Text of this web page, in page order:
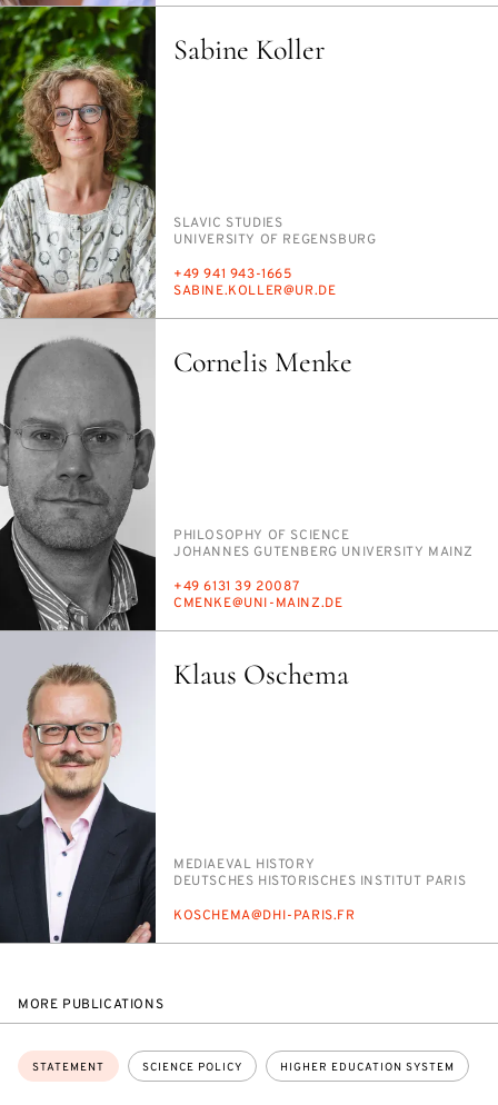
Sabine Koller
PERSON_RESEARCH_SUBJECT
SLAV­IC STUD­IES
INSTITUTION
UNI­VER­SI­TY OF RE­GENS­BURG
PHONE
+49 941 943-1665
E-
SABINE.KOLLER@UR.DE
Cornelis Menke
PERSON_RESEARCH_SUBJECT
PHI­LOS­O­PHY OF SCI­ENCE
INSTITUTION
JO­HANNES GUTEN­BERG UNI­VER­SI­TY MAINZ
PHONE
+49 6131 39 20087
E-
CMENKE@UNI-MAINZ.DE
Klaus Oschema
PERSON_RESEARCH_SUBJECT
ME­DI­AE­VAL HIS­TO­RY
INSTITUTION
DEUTSCHES HIS­TORISCHES IN­STI­TUT PARIS
E-
KOSCHEMA@DHI-PARIS.FR
MORE PUBLICATIONS
Topics:
STATEMENT SCIENCE POLICY HIGHER EDUCATION SYSTEM